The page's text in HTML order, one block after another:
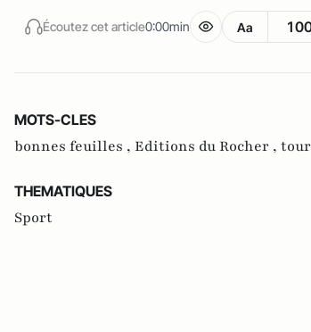
Écoutez cet article0:00min Aa
MOTS-CLES
bonnes feuilles , Editions du Rocher ,
THEMATIQUES
Sport